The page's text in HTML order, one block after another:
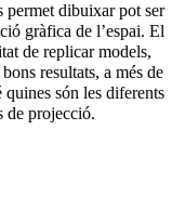
permet dibuixar pot ser
gràfica de l’espai. El
de replicar models,
resultats, a més de
són les diferents
de projecció.